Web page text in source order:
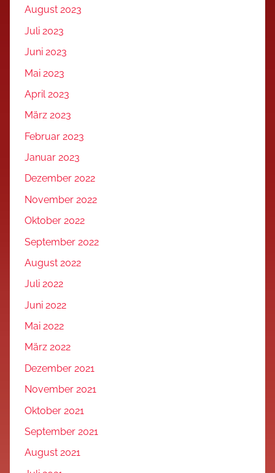
August 2023
Juli 2023
Juni 2023
Mai 2023
April 2023
März 2023
Februar 2023
Januar 2023
Dezember 2022
November 2022
Oktober 2022
September 2022
August 2022
Juli 2022
Juni 2022
Mai 2022
März 2022
Dezember 2021
November 2021
Oktober 2021
September 2021
August 2021